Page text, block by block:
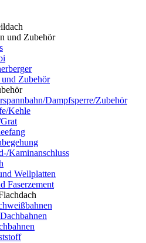
und Zubehör
Zubehör
Dampfsperre/Zubehör
Kehle
Kaminanschluss
Wellplatten
Faserzement